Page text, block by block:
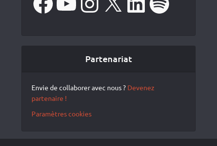
Partenariat
Envie de collaborer avec nous ? Devenez
partenaire !
Paramètres cookies